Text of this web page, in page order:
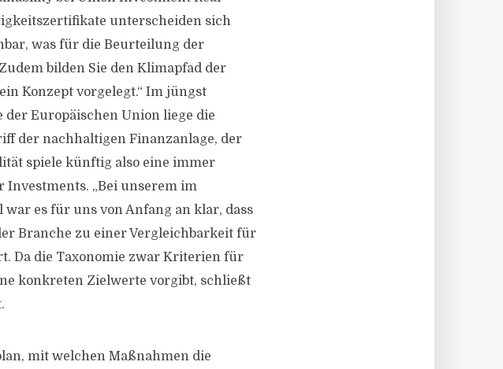
unterscheiden sich
was für die Beurteilung der
bilden Sie den Klimapfad der
Konzept vorgelegt.“ Im jüngst
der Europäischen Union liege die
der nachhaltigen Finanzanlage, der
spiele künftig also eine immer
Investments. „Bei unserem im
es für uns von Anfang an klar, dass
Branche zu einer Vergleichbarkeit für
Da die Taxonomie zwar Kriterien für
konkreten Zielwerte vorgibt, schließt
mit welchen Maßnahmen die